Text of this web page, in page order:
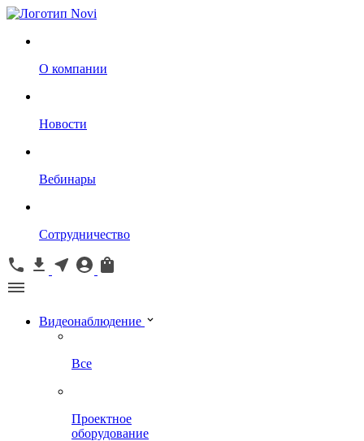
О компании
Новости
Вебинары
Сотрудничество
Видеонаблюдение
Все
Проектное
оборудование